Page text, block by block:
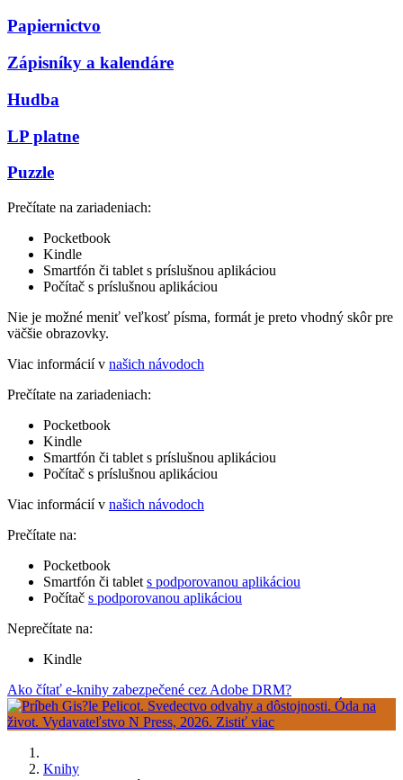
Papiernictvo
Zápisníky a kalendáre
Hudba
LP platne
Puzzle
Prečítate na zariadeniach:
Pocketbook
Kindle
Smartfón či tablet s príslušnou aplikáciou
Počítač s príslušnou aplikáciou
Nie je možné meniť veľkosť písma, formát je preto vhodný skôr pre
väčšie obrazovky.
Viac informácií v našich návodoch
Prečítate na zariadeniach:
Pocketbook
Kindle
Smartfón či tablet s príslušnou aplikáciou
Počítač s príslušnou aplikáciou
Viac informácií v našich návodoch
Prečítate na:
Pocketbook
Smartfón či tablet s podporovanou aplikáciou
Počítač s podporovanou aplikáciou
Neprečítate na:
Kindle
Ako čítať e-knihy zabezpečené cez Adobe DRM?
Knihy